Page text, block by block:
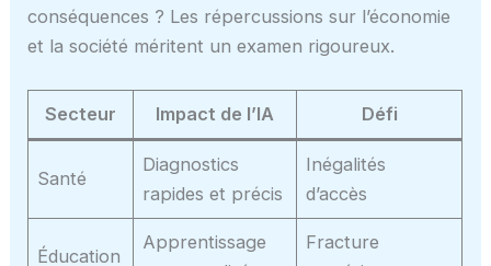
conséquences ? Les répercussions sur l’économie
et la société méritent un examen rigoureux.
Secteur Impact de l’IA Défi
Santé
Diagnostics
rapides et précis
Inégalités
d’accès
Éducation
Apprentissage
Fracture